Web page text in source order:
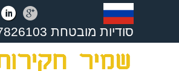
סודיות מובטחת 073-7826103